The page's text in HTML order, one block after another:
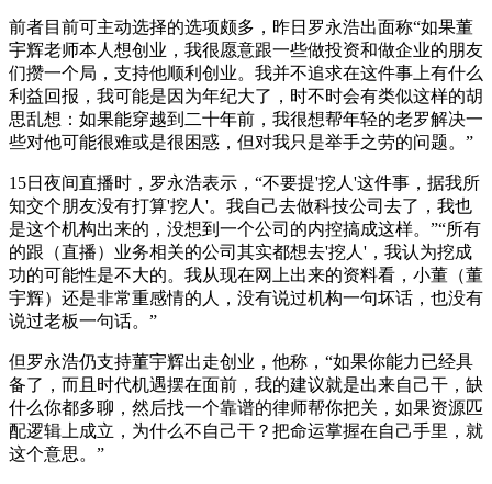
前者目前可主动选择的选项颇多，昨日罗永浩出面称“如果董
宇辉老师本人想创业，我很愿意跟一些做投资和做企业的朋友
们攒一个局，支持他顺利创业。我并不追求在这件事上有什么
利益回报，我可能是因为年纪大了，时不时会有类似这样的胡
思乱想：如果能穿越到二十年前，我很想帮年轻的老罗解决一
些对他可能很难或是很困惑，但对我只是举手之劳的问题。”
15日夜间直播时，罗永浩表示，“不要提'挖人 '这件事，据我所
知交个朋友没有打算'挖人 '。我自己去做科技公司去了，我也
是这个机构出来的，没想到一个公司的内控搞成这样。”“所有
的跟（直播）业务相关的公司其实都想去'挖人 '，我认为挖成
功的可能性是不大的。我从现在网上出来的资料看，小董（董
宇辉）还是非常重感情的人，没有说过机构一句坏话，也没有
说过老板一句话。”
但罗永浩仍支持董宇辉出走创业，他称，“如果你能力已经具
备了，而且时代机遇摆在面前，我的建议就是出来自己干，缺
什么你都多聊，然后找一个靠谱的律师帮你把关，如果资源匹
配逻辑上成立，为什么不自己干？把命运掌握在自己手里，就
这个意思。”